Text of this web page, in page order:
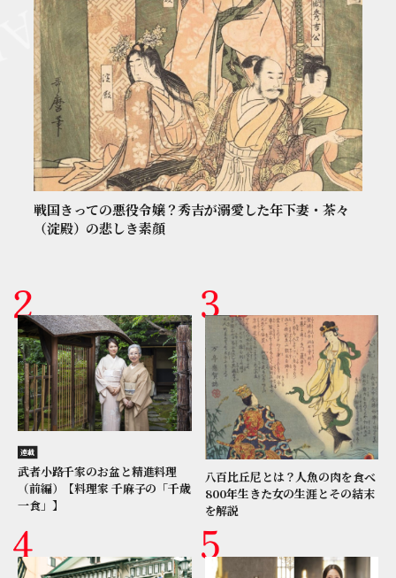
戦国きっての悪役令嬢？秀吉が溺愛した年下妻・茶々
（淀殿）の悲しき素顔
連載
武者小路千家のお盆と精進料理
（前編）【料理家 千麻子の「千歳
一食」】
八百比丘尼とは？人魚の肉を食べ
800年生きた女の生涯とその結末
を解説